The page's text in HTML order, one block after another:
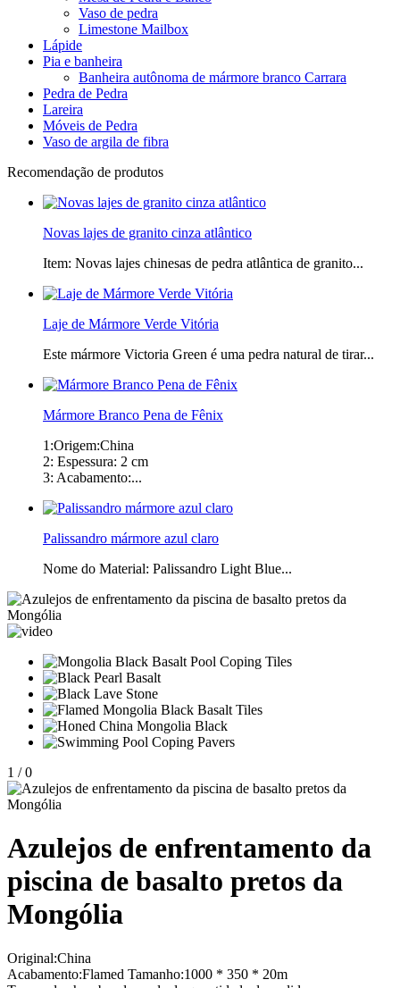
Vaso de pedra
Limestone Mailbox
Lápide
Pia e banheira
Banheira autônoma de mármore branco Carrara
Pedra de Pedra
Lareira
Móveis de Pedra
Vaso de argila de fibra
Recomendação de produtos
Novas lajes de granito cinza atlântico
Item: Novas lajes chinesas de pedra atlântica de granito...
Laje de Mármore Verde Vitória
Este mármore Victoria Green é uma pedra natural de tirar...
Mármore Branco Pena de Fênix
1:Origem:China
2: Espessura: 2 cm
3: Acabamento:...
Palissandro mármore azul claro
Nome do Material: Palissandro Light Blue...
1 / 0
Azulejos de enfrentamento da
piscina de basalto pretos da
Mongólia
Original:China
Acabamento:Flamed Tamanho:1000 * 350 * 20m